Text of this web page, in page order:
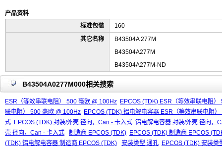
产品资料
标准包装
160
其它名称
B43504A 277M
B43504A277M
B43504A277M-ND
B43504A0277M000相关搜索
ESR（等效串联电阻） 500 毫欧 @ 100Hz EPCOS (TDK) ESR（等效串联电阻
联电阻） 500 毫欧 @ 100Hz EPCOS (TDK) 铝电解电容器 ESR（等效串联电阻
式 EPCOS (TDK) 封装/外壳 径向，Can - 卡入式 铝电解电容器 封装/外壳 径向，
壳 径向，Can - 卡入式
制造商 EPCOS (TDK) EPCOS (TDK) 制造商 EPCOS
(TDK) 铝电解电容器 制造商 EPCOS (TDK)
安装类型 通孔 EPCOS (TDK) 安装类